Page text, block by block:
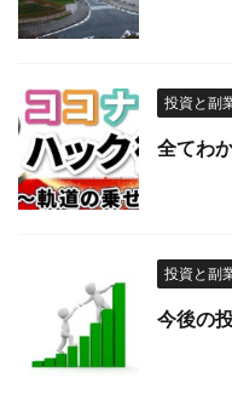
投資と副
全てわ
投資と副
今後の